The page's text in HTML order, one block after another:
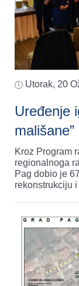
Utorak, 20
Uređenje
mališane”
Kroz Program
regionalnoga
Pag dobio je
rekonstrukciju